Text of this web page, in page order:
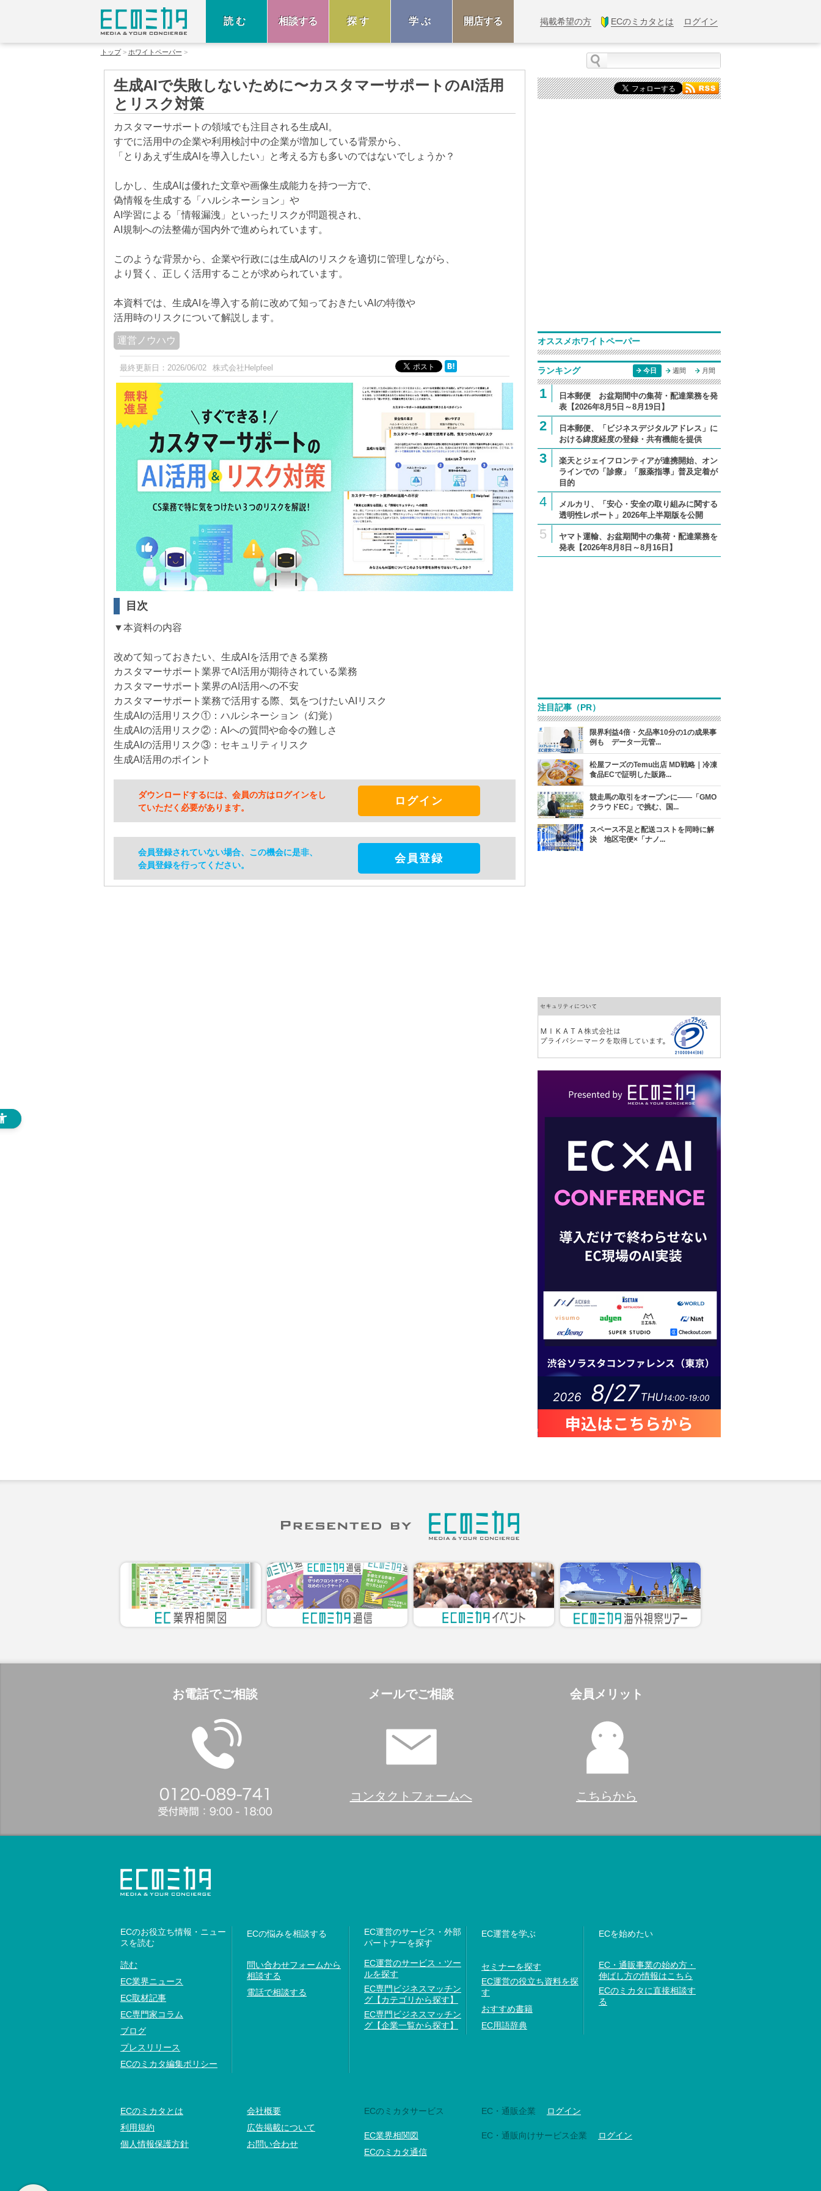
読む 相談する 探す 学ぶ 開店する 掲載希望の方 ECのミカタとは ログイン
トップ ホワイトペーパー
生成AIで失敗しないために〜カスタマーサポートのAI活用
とリスク対策
カスタマーサポートの領域でも注目される生成AI。
すでに活用中の企業や利用検討中の企業が増加している背景から、
「とりあえず生成AIを導入したい」と考える方も多いのではないでしょうか？
しかし、生成AIは優れた文章や画像生成能力を持つ一方で、
偽情報を生成する「ハルシネーション」や
AI学習による「情報漏洩」といったリスクが問題視され、
AI規制への法整備が国内外で進められています。
このような背景から、企業や行政には生成AIのリスクを適切に管理しながら、
より賢く、正しく活用することが求められています。
本資料では、生成AIを導入する前に改めて知っておきたいAIの特徴や
活用時のリスクについて解説します。
運営ノウハウ
最終更新日： 2026/06/02 株式会社Helpfeel
目次
▼本資料の内容
改めて知っておきたい、生成AIを活用できる業務
カスタマーサポート業界でAI活用が期待されている業務
カスタマーサポート業界のAI活用への不安
カスタマーサポート業務で活用する際、気をつけたいAIリスク
生成AIの活用リスク①：ハルシネーション（幻覚）
生成AIの活用リスク②：AIへの質問や命令の難しさ
生成AIの活用リスク③：セキュリティリスク
生成AI活用のポイント
ダウンロードするには、会員の方はログインをし
ていただく必要があります。
ログイン
会員登録されていない場合、この機会に是非、
会員登録を行ってください。
会員登録
オススメホワイトペーパー
ランキング 今日 週間 月間
1
日本郵便 お盆期間中の集荷・配達業務を発
表【2026年8月5日～8月19日】
2
日本郵便、「ビジネスデジタルアドレス」に
おける緯度経度の登録・共有機能を提供
3
楽天とジェイフロンティアが連携開始、オン
ラインでの「診療」「服薬指導」普及定着が
目的
4
メルカリ、「安心・安全の取り組みに関する
透明性レポート」2026年上半期版を公開
5
ヤマト運輸、お盆期間中の集荷・配達業務を
発表【2026年8月8日～8月16日】
注目記事（PR）
限界利益4倍・欠品率10分の1の成果事
例も データ一元管...
松屋フーズのTemu出店 MD戦略｜冷凍
食品ECで証明した販路...
競走馬の取引をオープンに――「GMO
クラウドEC」で挑む、国...
スペース不足と配送コストを同時に解
決 地区宅便×「ナノ...
お電話でご相談 メールでご相談
コンタクトフォームへ
会員メリット
こちらから
ECのお役立ち情報・ニュー
スを読む
読む
EC業界ニュース
EC取材記事
EC専門家コラム
ブログ
プレスリリース
ECのミカタ編集ポリシー
ECの悩みを相談する
問い合わせフォームから
相談する
電話で相談する
EC運営のサービス・外部
パートナーを探す
EC運営のサービス・ツー
ルを探す
EC専門ビジネスマッチン
グ【カテゴリから探す】
EC専門ビジネスマッチン
グ【企業一覧から探す】
EC運営を学ぶ
セミナーを探す
EC運営の役立ち資料を探
す
おすすめ書籍
EC用語辞典
ECを始めたい
EC・通販事業の始め方・
伸ばし方の情報はこちら
ECのミカタに直接相談す
る
ECのミカタとは
利用規約
個人情報保護方針
会社概要
広告掲載について
お問い合わせ
ECのミカタサービス
EC業界相関図
ECのミカタ通信
EC・通販企業 ログイン
EC・通販向けサービス企業 ログイン